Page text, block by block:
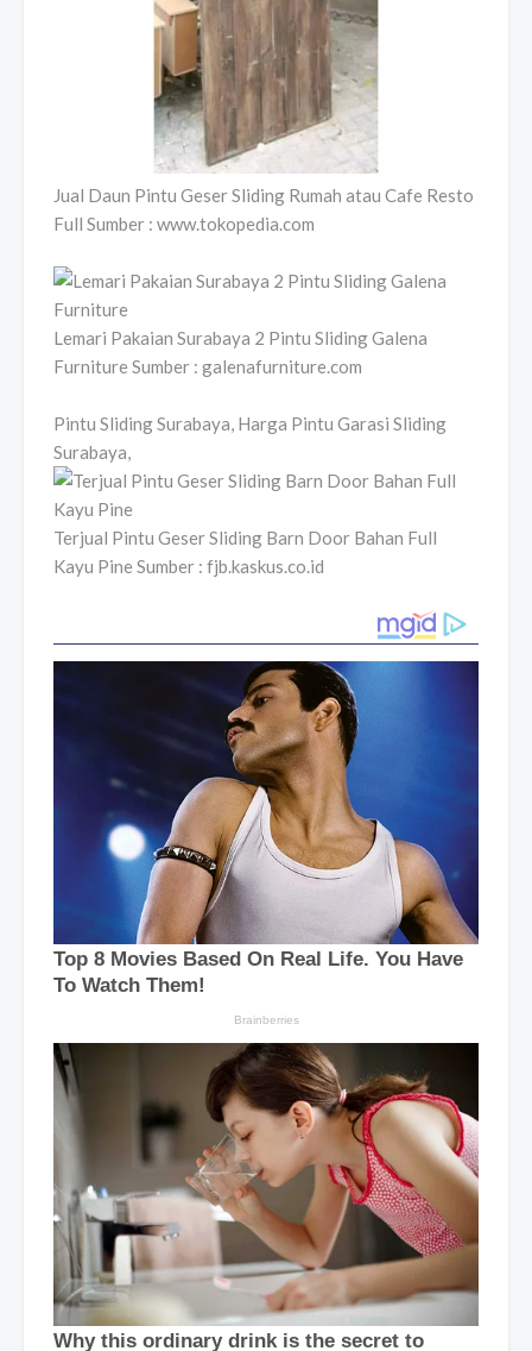
Jual Daun Pintu Geser Sliding Rumah atau Cafe Resto
Full Sumber : www.tokopedia.com
Lemari Pakaian Surabaya 2 Pintu Sliding Galena
Furniture Sumber : galenafurniture.com
Pintu Sliding Surabaya, Harga Pintu Garasi Sliding
Surabaya,
Terjual Pintu Geser Sliding Barn Door Bahan Full
Kayu Pine Sumber : fjb.kaskus.co.id